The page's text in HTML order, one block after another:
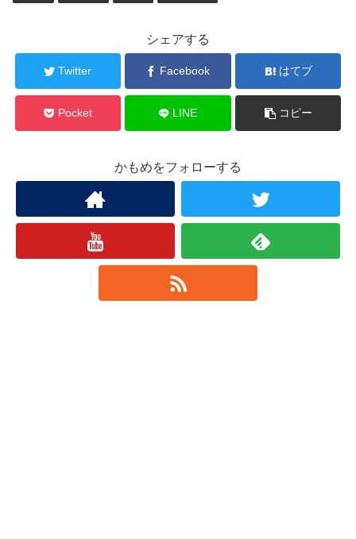
シェアする
Twitter Facebook はてブ
Pocket LINE コピー
かもめをフォローする